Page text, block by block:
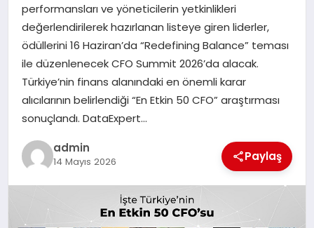
SIYASET
SPOR
TEKNOLOJI
YAŞAM
performansları ve yöneticilerin yetkinlikleri
değerlendirilerek hazırlanan listeye giren liderler,
ödüllerini 16 Haziran’da “Redefining Balance” teması
ile düzenlenecek CFO Summit 2026’da alacak.
Türkiye’nin finans alanındaki en önemli karar
alıcılarının belirlendiği “En Etkin 50 CFO” araştırması
sonuçlandı. DataExpert…
admin
14 Mayıs 2026 Paylaş